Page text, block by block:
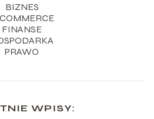
BIZNES
FINANSE
PRAWO
WPISY: